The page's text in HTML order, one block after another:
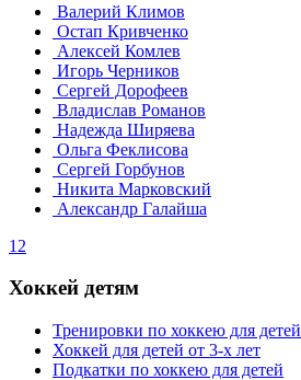
Валерий Климов
Остап Кривченко
Алексей Комлев
Игорь Черников
Сергей Дорофеев
Владислав Романов
Надежда Ширяева
Ольга Феклисова
Сергей Горбунов
Никита Марковский
Александр Галайша
1 2
Хоккей детям
Тренировки по хоккею для детей
Хоккей для детей от 3-х лет
Подкатки по хоккею для детей